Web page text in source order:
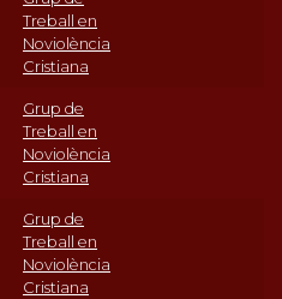
Treball en
Noviolència
Cristiana
Grup de
Treball en
Noviolència
Cristiana
Grup de
Treball en
Noviolència
Cristiana